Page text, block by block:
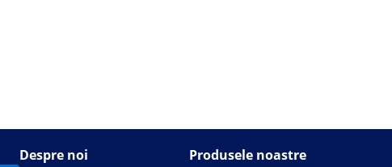
Despre noi Produsele noastre